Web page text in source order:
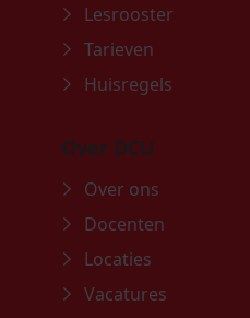
Lesrooster
Tarieven
Huisregels
Over DCU
Over ons
Docenten
Locaties
Vacatures